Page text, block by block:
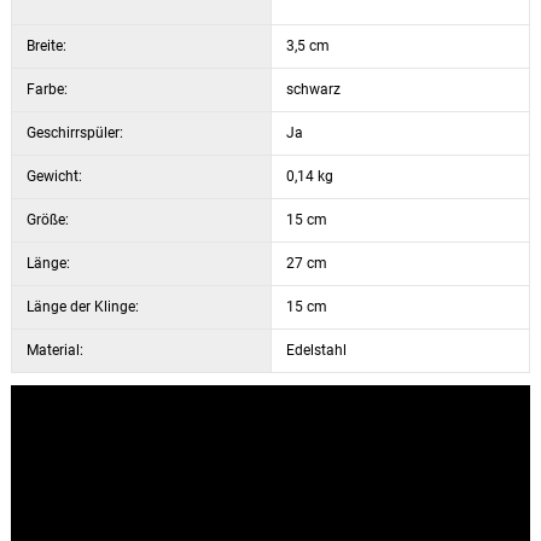
Breite: 3,5 cm
Farbe: schwarz
Geschirrspüler: Ja
Gewicht: 0,14 kg
Größe: 15 cm
Länge: 27 cm
Länge der Klinge: 15 cm
Material: Edelstahl